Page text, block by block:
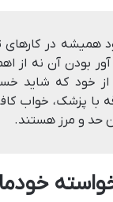
همیشه در
آور بودن آن نه
از خود که شاید
با پزشک، خواب
حد و مرز هستند.